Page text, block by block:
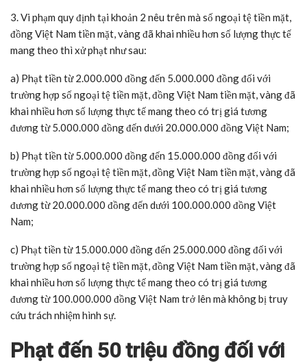
3. Vi phạm quy định tại khoản 2 nêu trên mà số ngoại tệ tiền mặt,
đồng Việt Nam tiền mặt, vàng đã khai nhiều hơn số lượng thực tế
mang theo thì xử phạt như sau:
a) Phạt tiền từ 2.000.000 đồng đến 5.000.000 đồng đối với
trường hợp số ngoại tệ tiền mặt, đồng Việt Nam tiền mặt, vàng đã
khai nhiều hơn số lượng thực tế mang theo có trị giá tương
đương từ 5.000.000 đồng đến dưới 20.000.000 đồng Việt Nam;
b) Phạt tiền từ 5.000.000 đồng đến 15.000.000 đồng đối với
trường hợp số ngoại tệ tiền mặt, đồng Việt Nam tiền mặt, vàng đã
khai nhiều hơn số lượng thực tế mang theo có trị giá tương
đương từ 20.000.000 đồng đến dưới 100.000.000 đồng Việt
Nam;
c) Phạt tiền từ 15.000.000 đồng đến 25.000.000 đồng đối với
trường hợp số ngoại tệ tiền mặt, đồng Việt Nam tiền mặt, vàng đã
khai nhiều hơn số lượng thực tế mang theo có trị giá tương
đương từ 100.000.000 đồng Việt Nam trở lên mà không bị truy
cứu trách nhiệm hình sự.
Phạt đến 50 triệu đồng đối với